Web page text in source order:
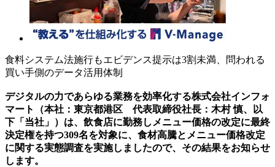
食料システム法施行もエビデンス提示は3割未満、問われる
買い手側のデータ活用体制
デジタルの力であらゆる業務を効率化する株式会社インフォ
マート（本社：東京都港区 代表取締役社長：木村 慎、以
下「当社」）は、飲食店に勤務しメニュー価格の改定に最終
決定権を持つ309名を対象に、食材高騰とメニュー価格改定
に関する実態調査を実施しましたので、その結果をお知らせ
します。